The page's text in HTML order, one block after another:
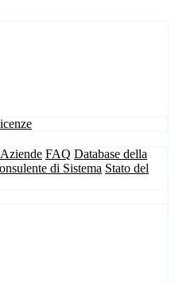
Aziende FAQ Database della
di Sistema Stato del